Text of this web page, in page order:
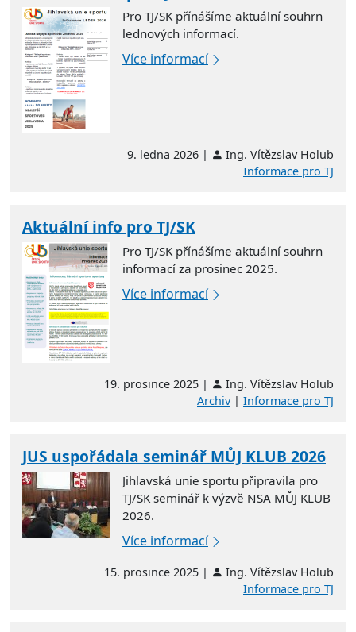
Pro TJ/SK přínášíme aktuální souhrn
lednových informací.
Více informací
9. ledna 2026 |
Ing. Vítězslav Holub
Informace pro TJ
Aktuální info pro TJ/SK
Pro TJ/SK přínášíme aktuální souhrn
informací za prosinec 2025.
Více informací
19. prosince 2025 |
Ing. Vítězslav Holub
Archiv| Informace pro TJ
JUS uspořádala seminář MŮJ KLUB 2026
Jihlavská unie sportu připravila pro
TJ/SK seminář k výzvě NSA MŮJ KLUB
2026.
Více informací
15. prosince 2025 |
Ing. Vítězslav Holub
Informace pro TJ